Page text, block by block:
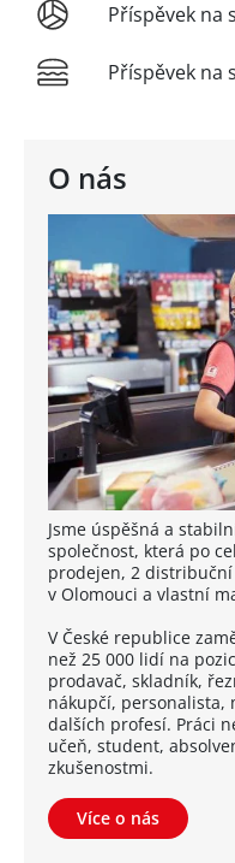
O nás
Jsme úspěšná a
společnost, která po
prodejen, 2
v Olomouci a vlastní
V České republice
než 25 000 lidí na
prodavač, skladník,
nákupčí, personalista,
dalších profesí. Práci
učeň, student,
zkušenostmi.
Více o nás
Příspěvek na
Příspěvek na